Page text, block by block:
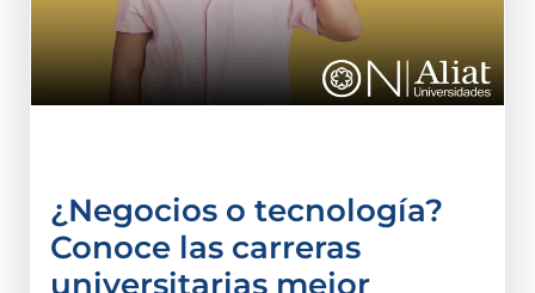
¿Negocios o tecnología?
Conoce las carreras
universitarias mejor